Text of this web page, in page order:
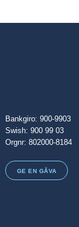
Bankgiro: 900-9903
Swish: 900 99 03
Orgnr: 802000-8184
GE EN GÅVA